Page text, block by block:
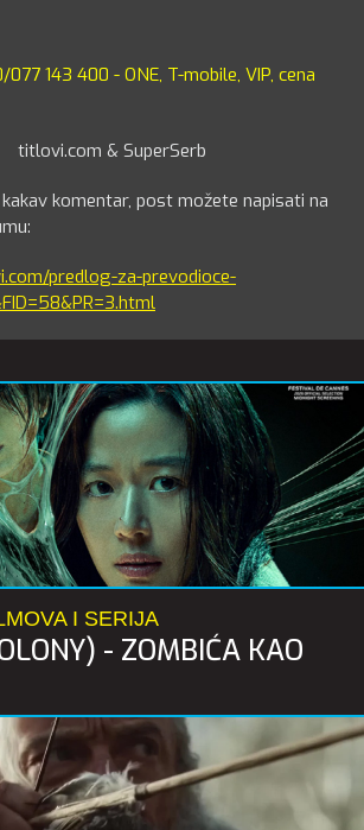
143 400 - ONE, T-mobile, VIP, cena
& SuperSerb
komentar, post možete napisati na
predlog-za-prevodioce-
I SERIJA
- ZOMBIĆA KAO